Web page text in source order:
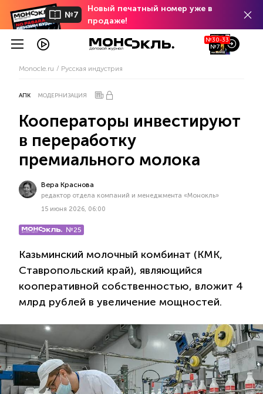
№7
Новый печатный номер уже в
продаже!
№30-33
№7
Monocle.ru Русская индустрия
АПК МОДЕРНИЗАЦИЯ
Кооператоры инвестируют
в переработку
премиального молока
Вера Краснова
редактор отдела компаний и менеджмента «Монокль»
15 июня 2026, 06:00
№25
Казьминский молочный комбинат (КМК,
Ставропольский край), являющийся
кооперативной собственностью, вложит 4
млрд рублей в увеличение мощностей.